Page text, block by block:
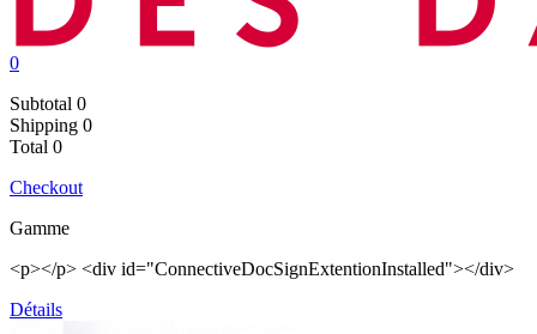
0
Subtotal 0
Shipping 0
Total 0
Checkout
Gamme
<p></p> <div id="ConnectiveDocSignExtentionInstalled"></div>
Détails